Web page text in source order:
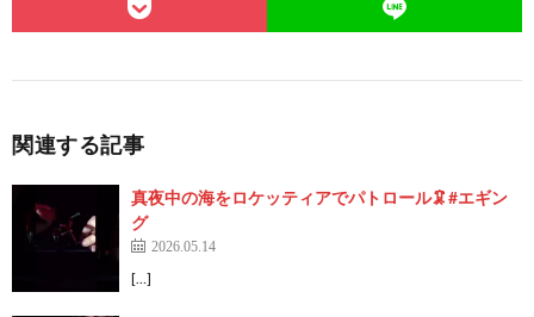
関連する記事
真夜中の海をロケッティアでパトロール🦑#エギン
グ
2026.05.14
[…]